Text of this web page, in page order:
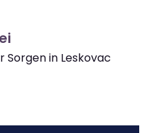
Sorgen in Leskovac